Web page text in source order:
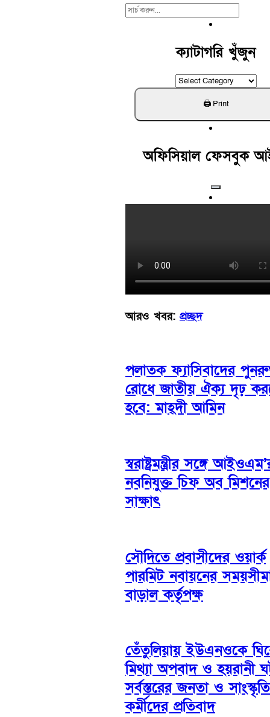
Search
ক্যাটাগরি খুঁজুন
ক্যাটাগরি
খুঁজুন
অফিসিয়াল ফেসবুক
আরও খবর: প্রচ্ছদ
পলাতক ফ্যাসিবাদের
রোধে জাতীয় ঐক্য দৃঢ়
হবে: মাহ্দী আমিন
স্বরাষ্ট্রমন্ত্রীর সঙ্গে
নবনিযুক্ত চিফ অব মিশনের
সাক্ষাৎ
সৌদিতে প্রবাসীদের ওয়ার্ক
পারমিট নবায়নের
বাড়াল কর্তৃপক্ষ
তেঁতুলিয়ায় ইউএনওকে
মিথ্যা অপবাদ ও হয়রানী
সর্বস্তরের জনতা ও
কর্মীদের প্রতিবাদ